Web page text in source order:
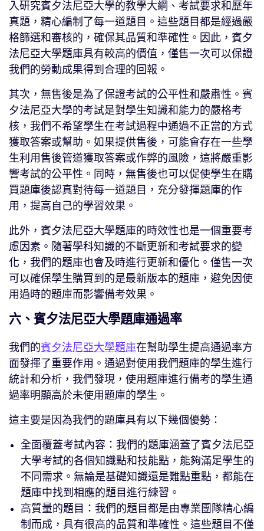
入研究賓夕法尼亞大學的教學大綱、考試要求和歷年
真題，精心編制了每一道題目。這些題目都是經過嚴
格篩選和審核的，確保其品質和準確性。因此，賓夕
法尼亞大學題庫具有較高的價值，僅售一次可以保證
我們的勞動成果得到合理的回報。
其次，無售後是為了保證考試的公平性和嚴肅性。賓
夕法尼亞大學的考試是對學生知識和能力的嚴格考
核，我們不希望學生在考試過程中通過不正當的方式
獲取答案或幫助。如果提供售後，可能會存在一些學
生利用售後管道獲取答案或作弊的風險，這將嚴重影
響考試的公平性。同時，無售後也可以促使學生在購
買題庫後認真對待每一道題目，充分發揮題庫的作
用，提高自己的學習效果。
此外，賓夕法尼亞大學題庫的時效性也是一個重要考
慮因素。隨著學科知識的不斷更新和考試要求的變
化，我們的題庫也會及時進行更新和優化。僅售一次
可以確保學生購買到的是最新版本的題庫，避免因使
用過時的題庫而影響備考效果。
六、賓夕法尼亞大學題庫通過率
我們的賓夕法尼亞大學題庫在幫助學生提高通過率方
面發揮了重要作用。通過對使用我們題庫的學生進行
統計和分析，我們發現，使用題庫進行備考的學生通
過率明顯高於未使用題庫的學生。
這主要是因為我們的題庫具有以下幾個優勢：
全面覆蓋考試內容：我們的題庫涵蓋了賓夕法尼亞
大學考試的各個知識點和技能點，能夠滿足學生的
不同需求。無論是基礎知識還是難點重點，都能在
題庫中找到相應的題目進行練習。
高質量的題目：我們的題目都是由專業團隊精心編
制而成，具有很高的品質和準確性。這些題目不僅